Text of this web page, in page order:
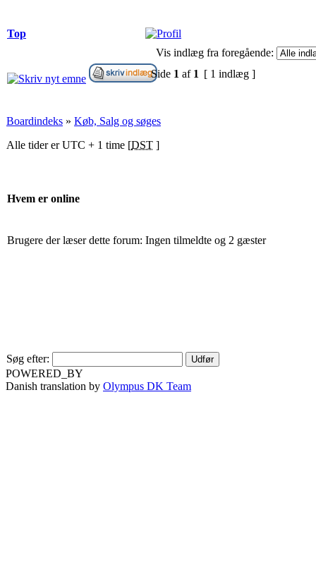
Top
Vis indlæg fra foregående:
Side 1 af 1 [ 1 indlæg ]
Boardindeks » Køb, Salg og søges
Alle tider er UTC + 1 time [DST ]
Hvem er online
Brugere der læser dette forum: Ingen tilmeldte og 2 gæster
Søg efter:
POWERED_BY
Danish translation by Olympus DK Team